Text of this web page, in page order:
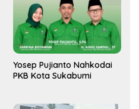
Yosep Pujianto Nahkodai
PKB Kota Sukabumi